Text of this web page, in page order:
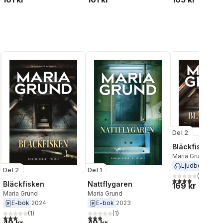
röster:
Del 2
Bläckfisken
Maria Grund
E-bok 2024
3,0utav 5 stjärnor. Totalt antal röster:
(1)
Del 1
Nattflygaren
Maria Grund
E-bok 2023
3,0utav 5 stjärnor. Totalt antal röster:
(1)
Del 2
Bläckfisken
Maria Grund
Ljudbok
3,9utav 5(
169 kr